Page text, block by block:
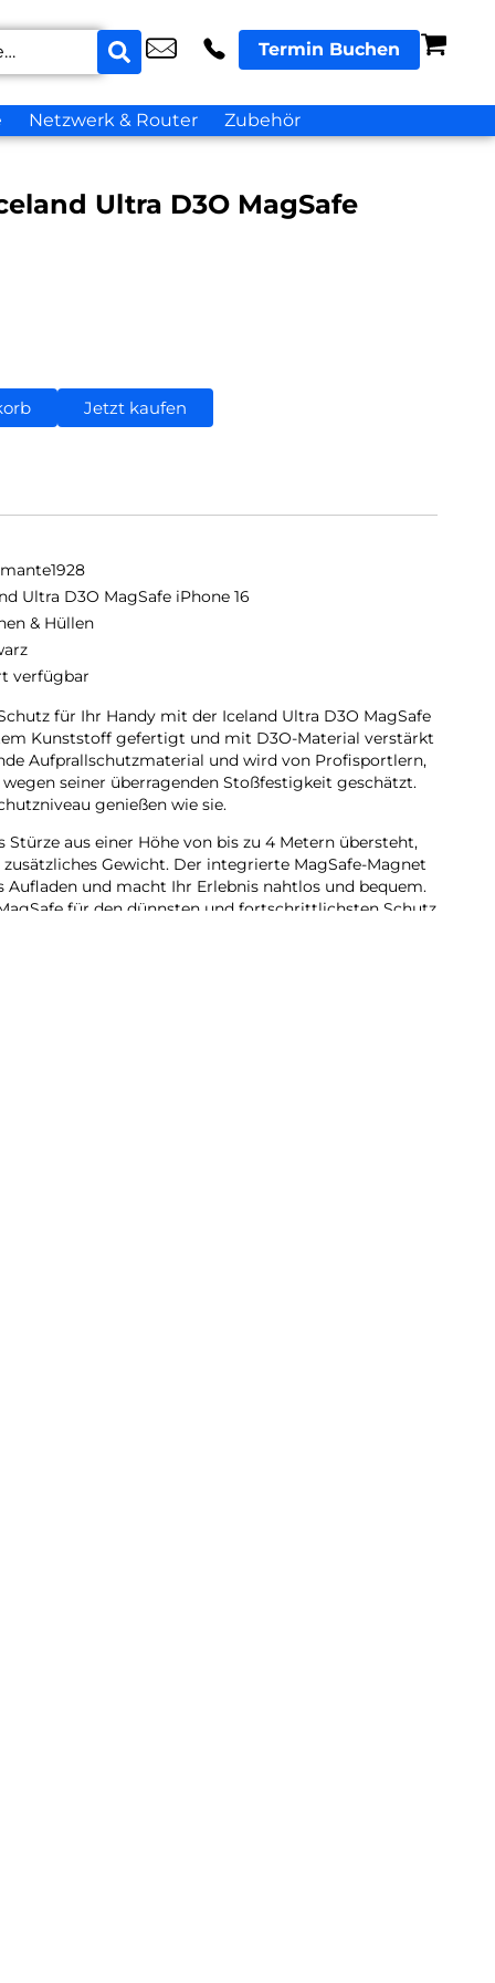
Termin Buchen
Netzwerk & Router Zubehör
Ultra D3O MagSafe
Jetzt kaufen
Ultra D3O MagSafe iPhone 16
& Hüllen
verfügbar
für Ihr Handy mit der Iceland Ultra D3O MagSafe
Kunststoff gefertigt und mit D3O-Material verstärkt
Aufprallschutzmaterial und wird von Profisportlern,
seiner überragenden Stoßfestigkeit geschätzt.
genießen wie sie.
Stürze aus einer Höhe von bis zu 4 Metern übersteht,
Gewicht. Der integrierte MagSafe-Magnet
Aufladen und macht Ihr Erlebnis nahtlos und bequem.
für den dünnsten und fortschrittlichsten Schutz